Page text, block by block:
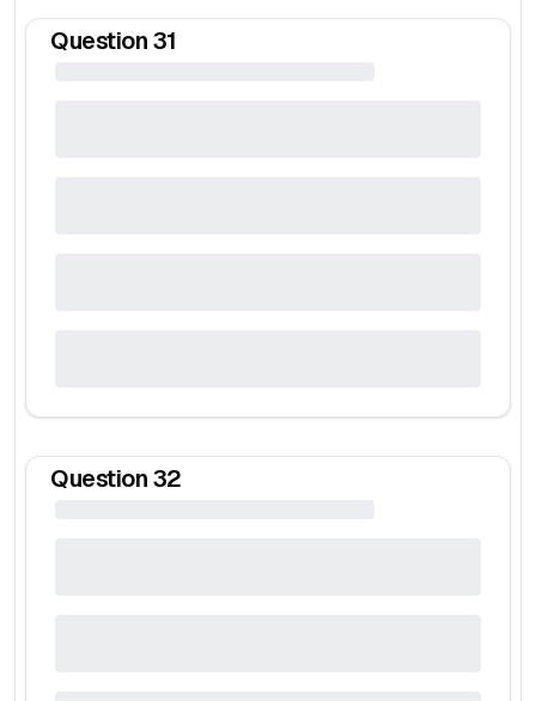
Question 31
Question 32